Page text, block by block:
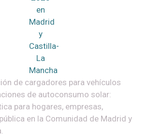
de cargadores para vehículos
de autoconsumo solar:
para hogares, empresas,
en la Comunidad de Madrid y